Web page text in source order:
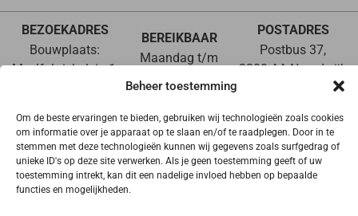
Beheer toestemming
Om de beste ervaringen te bieden, gebruiken wij technologieën zoals cookies
om informatie over je apparaat op te slaan en/of te raadplegen. Door in te
stemmen met deze technologieën kunnen wij gegevens zoals surfgedrag of
unieke ID's op deze site verwerken. Als je geen toestemming geeft of uw
toestemming intrekt, kan dit een nadelige invloed hebben op bepaalde
functies en mogelijkheden.
BEZOEKADRES
Bouwplaats:
Meelfabriekplein 1,
Gravendijckseweg
50,
Noordwijk
BEREIKBAAR
Maandag t/m
uur
071-3610714
POSTADRES
Postbus 37,
2200 AA Noordwijk